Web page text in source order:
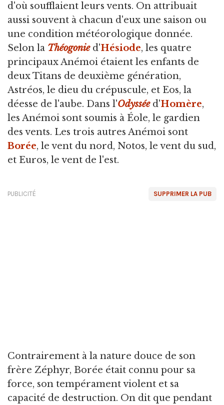
d'où soufflaient leurs vents. On attribuait
aussi souvent à chacun d'eux une saison ou
une condition météorologique donnée.
Selon la Théogonied'Hésiode, les quatre
principaux Anémoi étaient les enfants de
deux Titans de deuxième génération,
Astréos, le dieu du crépuscule, et Eos, la
déesse de l'aube. Dans l'Odysséed'Homère,
les Anémoi sont soumis à Éole, le gardien
des vents. Les trois autres Anémoi sont
Borée, le vent du nord, Notos, le vent du sud,
et Euros, le vent de l'est.
SUPPRIMER LA PUB
PUBLICITÉ
Contrairement à la nature douce de son
frère Zéphyr, Borée était connu pour sa
force, son tempérament violent et sa
capacité de destruction. On dit que pendant